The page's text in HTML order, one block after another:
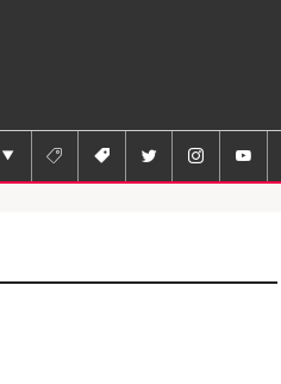
    